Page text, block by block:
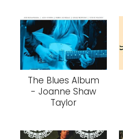
The Blues Album
- Joanne Shaw
Taylor